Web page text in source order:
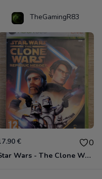
TheGamingR83
€ 0
Star Wars - The Clone Wars - Les Héros De La République Xbox 360